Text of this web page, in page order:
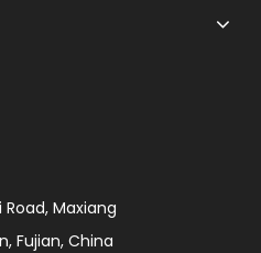
Road, Maxiang
Fujian, China